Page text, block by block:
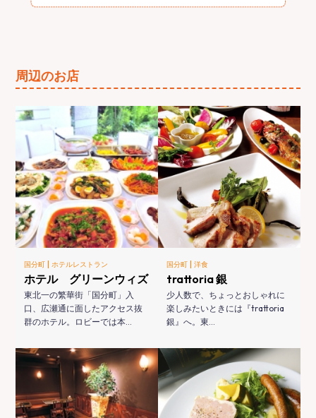
周辺のお店
国分町 |ホテルレストラン
ホテル グリーンウィズ
東北一の繁華街「国分町」入
口、広瀬通に面したアクセス抜
群のホテル。ロビーでは本…
国分町 | 洋食
trattoria 銀
少人数で、ちょっとおしゃれに
楽しみたいときには『trattoria
銀』へ。東…